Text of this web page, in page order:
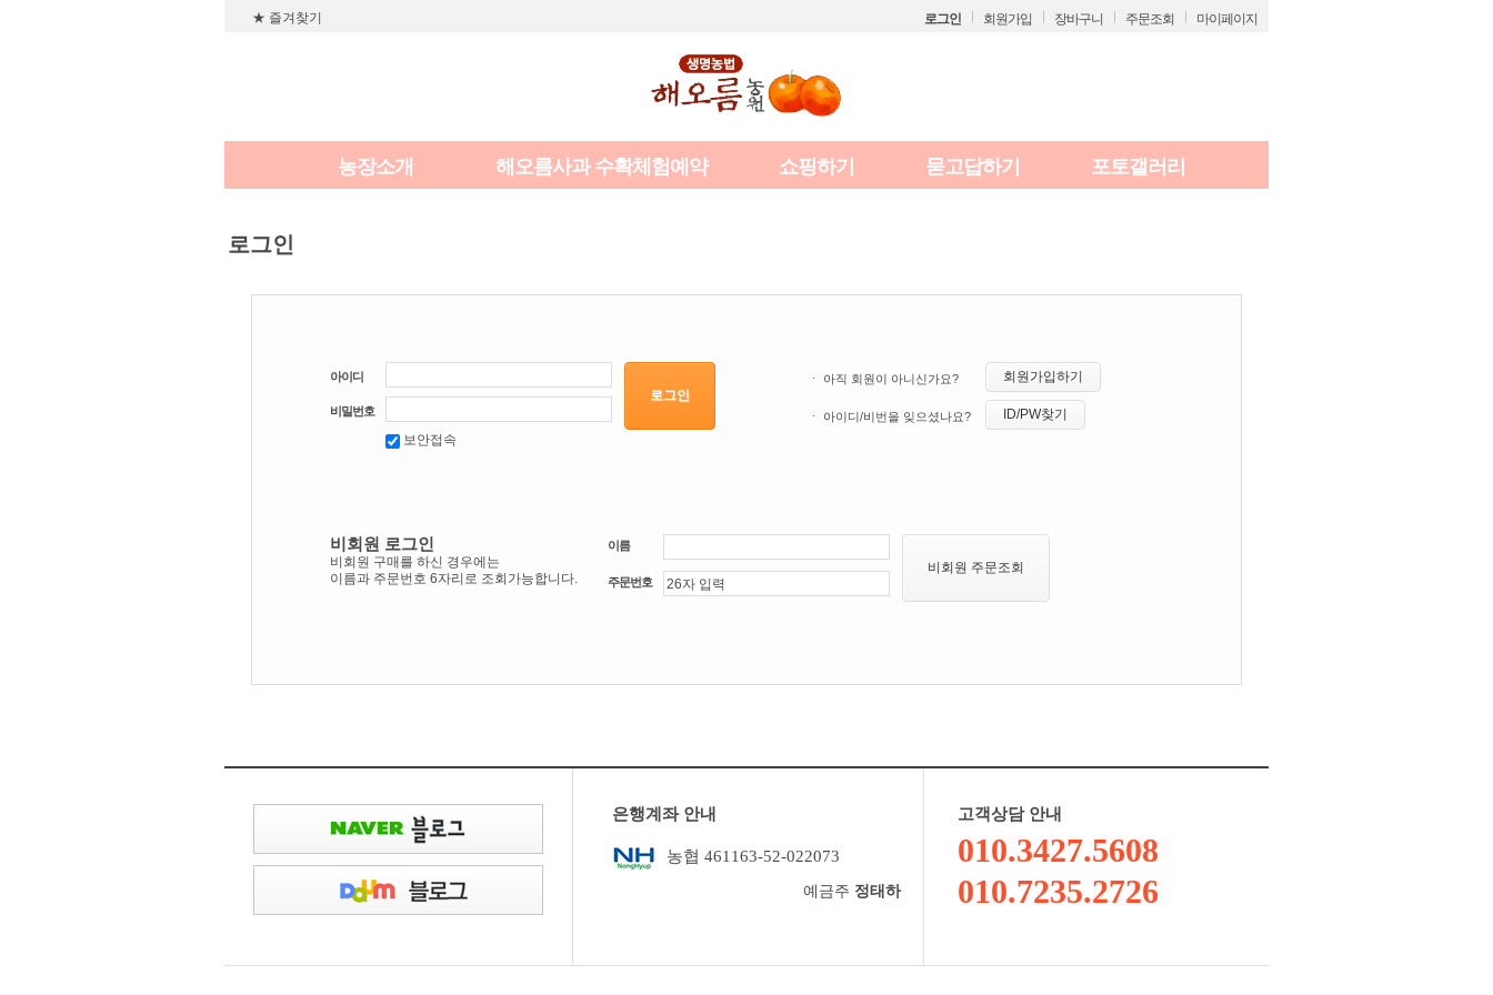
★ 즐겨찾기 로그인 회원가입 장바구니 주문조회 마이페이지
농장소개 해오름사과 수확체험예약 쇼핑하기 묻고답하기 포토갤러리
로그인
아이디
비밀번호
로그인
보안접속
ㆍ 아직 회원이 아니신가요? 회원가입하기
ㆍ 아이디/비번을 잊으셨나요? ID/PW찾기
비회원 로그인
비회원 구매를 하신 경우에는
이름과 주문번호 6자리로 조회가능합니다.
이름
주문번호
비회원 주문조회
은행계좌 안내
농협 461163-52-022073
예금주 정태하
고객상담 안내
010.3427.5608
010.7235.2726